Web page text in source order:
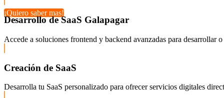
¡Quiero saber mas!
Desarrollo de SaaS Galapagar
Accede a soluciones frontend y backend avanzadas para desarrollar
Creación de SaaS
Desarrolla tu SaaS personalizado para ofrecer servicios digitales